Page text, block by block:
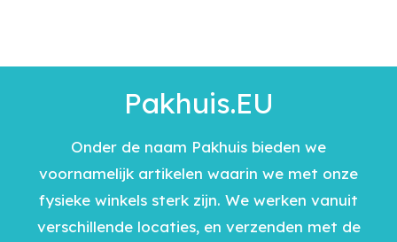
Pakhuis.EU
Onder de naam Pakhuis bieden we
voornamelijk artikelen waarin we met onze
fysieke winkels sterk zijn. We werken vanuit
verschillende locaties, en verzenden met de